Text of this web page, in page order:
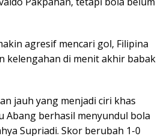
agresif mencari gol, Filipina
kelengahan di menit akhir babak
jauh yang menjadi ciri khas
Abang berhasil menyundul bola
Supriadi. Skor berubah 1-0